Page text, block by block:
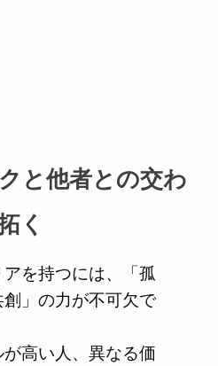
と他者との交わ
く
を持つには、「孤
」の力が不可欠で
高い人、異なる価